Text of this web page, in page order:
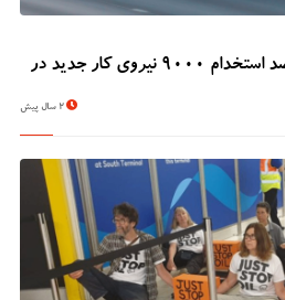
شرکت بزرگ توزیع Evri قصد استخدام ۹۰۰۰ نیروی کار جدید در
2 سال پیش